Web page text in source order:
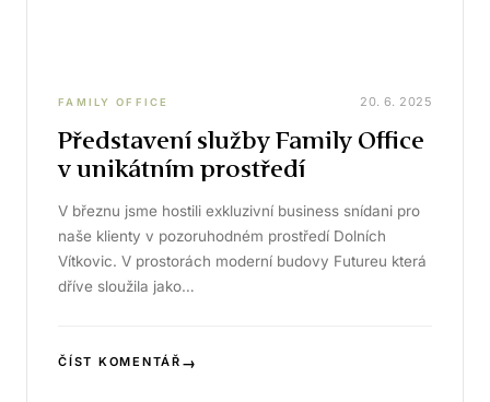
FAMILY OFFICE 20. 6. 2025
Představení služby Family Office
v unikátním prostředí
V březnu jsme hostili exkluzivní business snídani pro
naše klienty v pozoruhodném prostředí Dolních
Vítkovic. V prostorách moderní budovy Futureu která
dříve sloužila jako…
ČÍST KOMENTÁŘ →